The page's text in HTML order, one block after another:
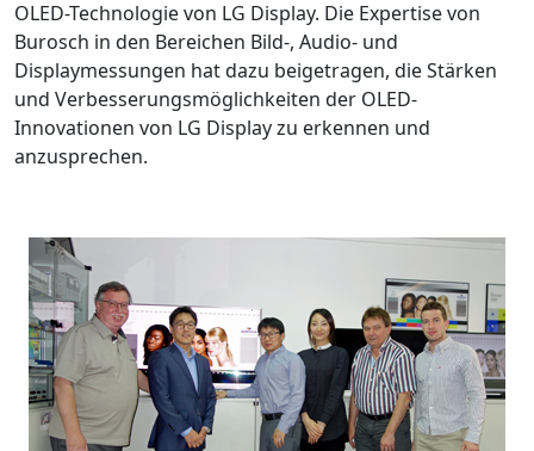
OLED-Technologie von LG Display. Die Expertise von
Burosch in den Bereichen Bild-, Audio- und
Displaymessungen hat dazu beigetragen, die Stärken
und Verbesserungsmöglichkeiten der OLED-
Innovationen von LG Display zu erkennen und
anzusprechen.